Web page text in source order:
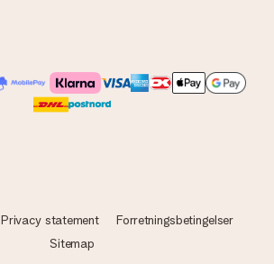
Privacy statement
Forretningsbetingelser
Sitemap